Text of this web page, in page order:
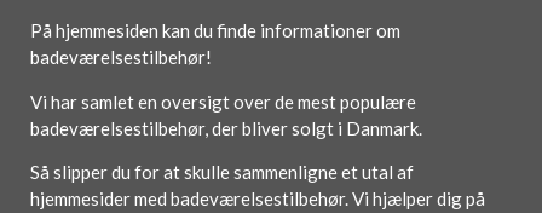
På hjemmesiden kan du finde informationer om
badeværelsestilbehør!
Vi har samlet en oversigt over de mest populære
badeværelsestilbehør, der bliver solgt i Danmark.
Så slipper du for at skulle sammenligne et utal af
hjemmesider med badeværelsestilbehør. Vi hjælper dig på